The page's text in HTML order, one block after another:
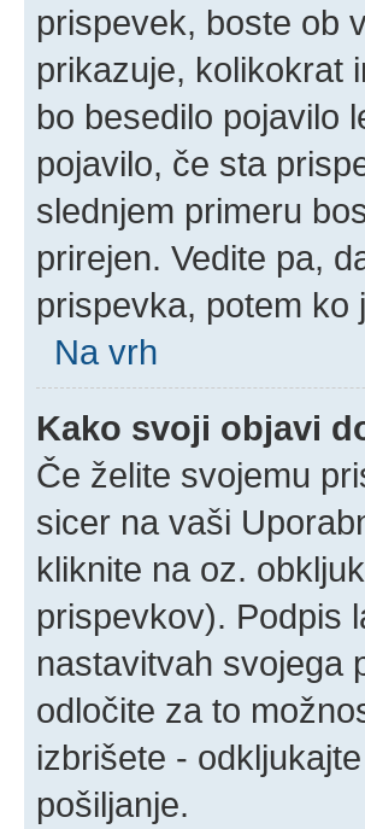
prispevek, boste ob
prikazuje, kolikokrat
bo besedilo pojavilo
pojavilo, če sta
slednjem primeru
prirejen. Vedite pa,
prispevka, potem ko
Na vrh
Kako svoji objavi
Če želite svojemu
sicer na vaši
kliknite na oz.
prispevkov). Podpis
nastavitvah svojega
odločite za to
izbrišete -
pošiljanje.